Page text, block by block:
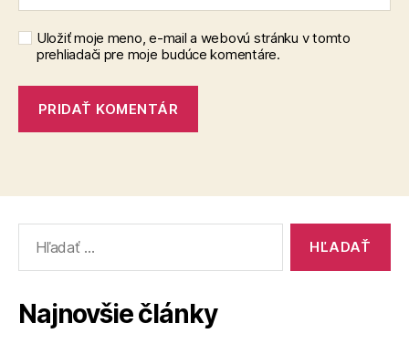
Uložiť moje meno, e-mail a webovú stránku v tomto
prehliadači pre moje budúce komentáre.
Najnovšie články